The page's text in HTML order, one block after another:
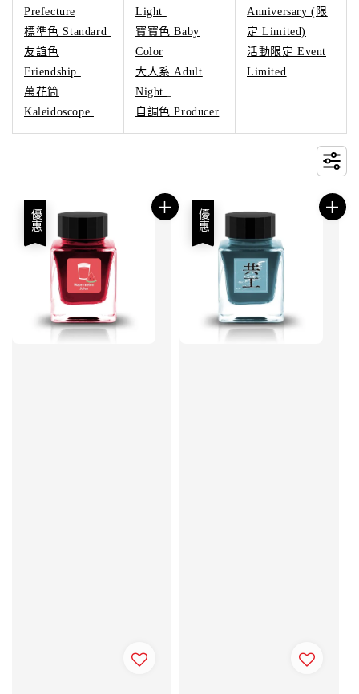
Prefecture
標準色 Standard
友誼色
Friendship
萬花筒
Kaleidoscope
Light
寶寶色 Baby
Color
大人系 Adult
Night
自調色 Producer
Anniversary (限
定 Limited)
活動限定 Event
Limited
優惠 優惠